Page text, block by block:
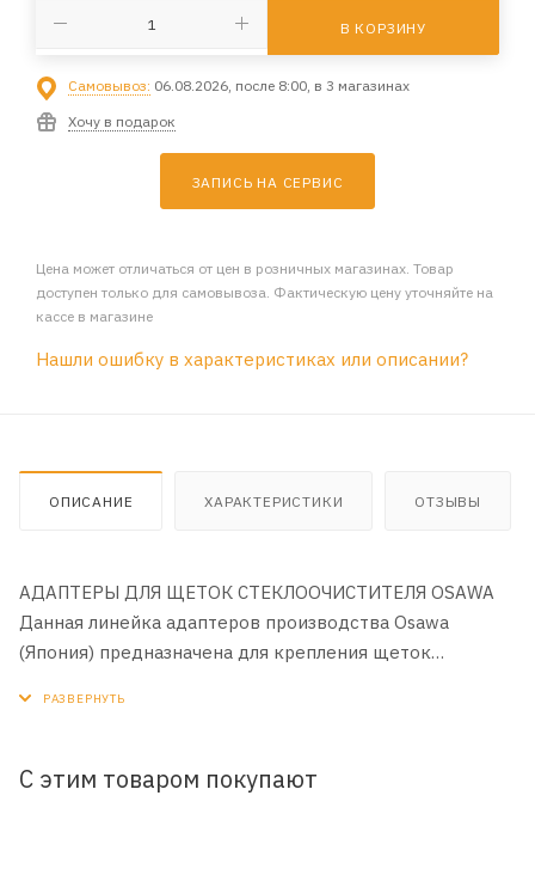
В КОРЗИНУ
Самовывоз: 06.08.2026, после 8:00, в 3 магазинах
Хочу в подарок
ЗАПИСЬ НА СЕРВИС
Цена может отличаться от цен в розничных магазинах. Товар
доступен только для самовывоза. Фактическую цену уточняйте на
кассе в магазине
Нашли ошибку в характеристиках или описании?
ОПИСАНИЕ ХАРАКТЕРИСТИКИ ОТЗЫВЫ
АДАПТЕРЫ ДЛЯ ЩЕТОК СТЕКЛООЧИСТИТЕЛЯ OSAWA
Данная линейка адаптеров производства Osawa
(Япония) предназначена для крепления щеток
15 видов автомобильных поводков. Это практически
С этим товаром покупают